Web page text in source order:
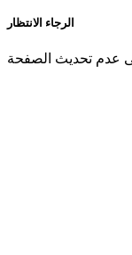
الرجاء الانتظار
عدم تحديث الصفحة